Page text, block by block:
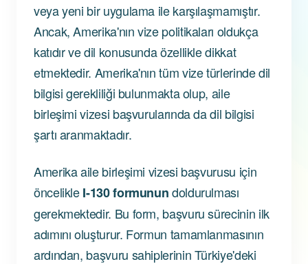
veya yeni bir uygulama ile karşılaşmamıştır.
Ancak, Amerika'nın vize politikaları oldukça
katıdır ve dil konusunda özellikle dikkat
etmektedir. Amerika'nın tüm vize türlerinde dil
bilgisi gerekliliği bulunmakta olup, aile
birleşimi vizesi başvurularında da dil bilgisi
şartı aranmaktadır.
Amerika aile birleşimi vizesi başvurusu için
öncelikleI-130 formunundoldurulması
gerekmektedir. Bu form, başvuru sürecinin ilk
adımını oluşturur. Formun tamamlanmasının
ardından, başvuru sahiplerinin Türkiye'deki